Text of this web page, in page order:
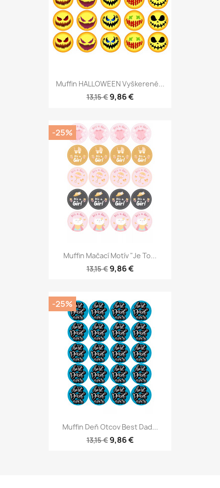
Muffin HALLOWEEN Vyškerené...
13,15 € 9,86 €
Muffin Mačací Motív "Je To...
13,15 € 9,86 €
-25%
Muffin Deň Otcov Best Dad...
13,15 € 9,86 €
-25%